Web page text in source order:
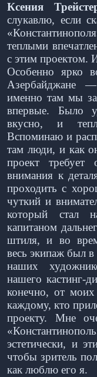
Ксения
слукавлю, если
теплыми
с этим проектом.
Особенно ярко
Азербайджане
именно там мы
впервые. Было
вкусно, и
Вспоминаю и
там люди, и как
проект требует
внимания к
проходить с
чуткий и
который стал
капитаном
штиля, и во
весь экипаж был
наших
нашего кастинг-
конечно, от моих
каждому, кто
проекту. Мне
эстетически, и
чтобы зритель
как люблю его я.